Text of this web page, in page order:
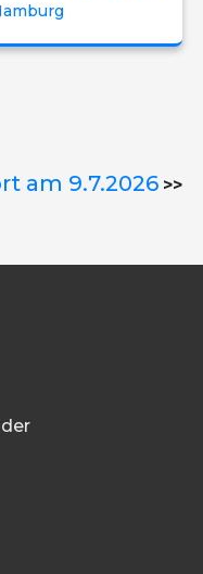
am 9.7.2026 >>